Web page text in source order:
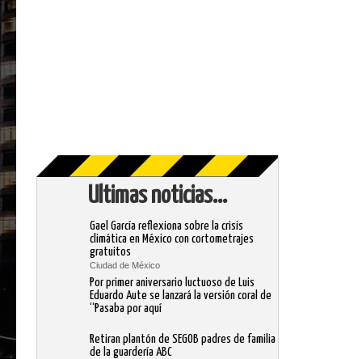
Ultimas noticias...
Gael García reflexiona sobre la crisis
climática en México con cortometrajes
gratuitos
Ciudad de México
Por primer aniversario luctuoso de Luis
Eduardo Aute se lanzará la versión coral de
“Pasaba por aquí
Retiran plantón de SEGOB padres de familia
de la guardería ABC